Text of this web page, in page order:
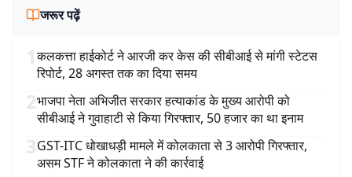
जरूर पढ़ें
1कलकत्ता हाईकोर्ट ने आरजी कर केस की सीबीआई से मांगी स्टेटस
रिपोर्ट, 28 अगस्त तक का दिया समय
2भाजपा नेता अभिजीत सरकार हत्याकांड के मुख्य आरोपी को
सीबीआई ने गुवाहाटी से किया गिरफ्तार, 50 हजार का था इनाम
3GST-ITC धोखाधड़ी मामले में कोलकाता से 3 आरोपी गिरफ्तार,
असम STF ने कोलकाता ने की कार्रवाई